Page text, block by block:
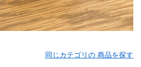
同じカテゴリの 商品を探す